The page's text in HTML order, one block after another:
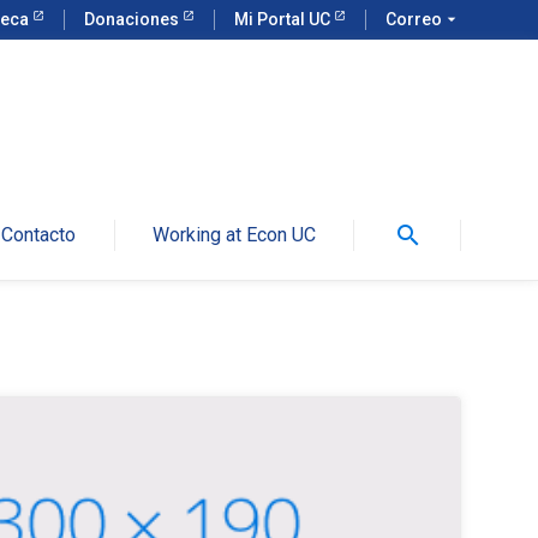
Donaciones Mi Portal UC Correo arrow_drop_down
Contacto Working at Econ UC search